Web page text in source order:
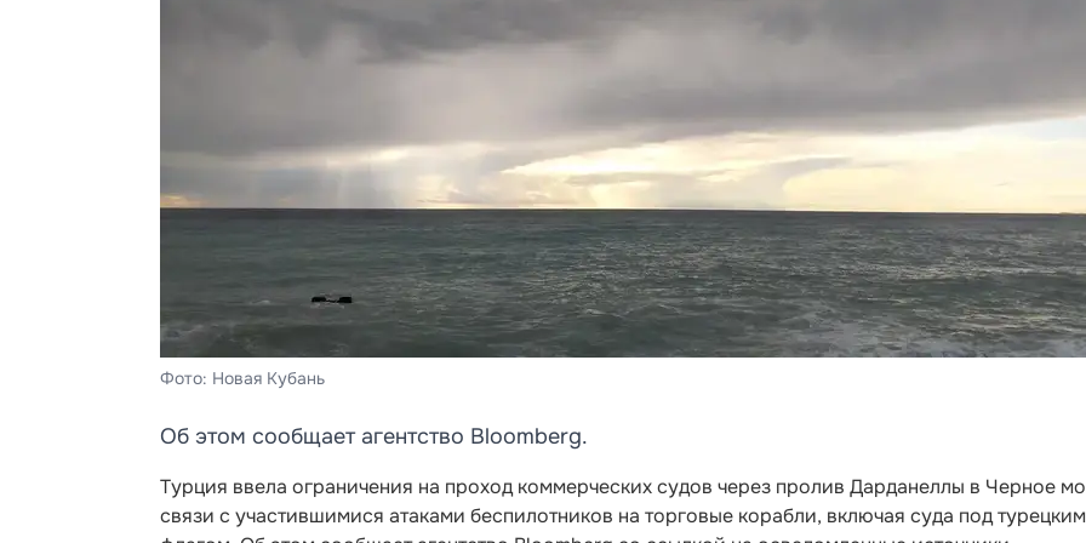
Фото: Новая Кубань
Об этом сообщает агентство Bloomberg.
Турция ввела ограничения на проход коммерческих судов через пролив Дарданеллы в Черное
связи с участившимися атаками беспилотников на торговые корабли, включая суда под турецким